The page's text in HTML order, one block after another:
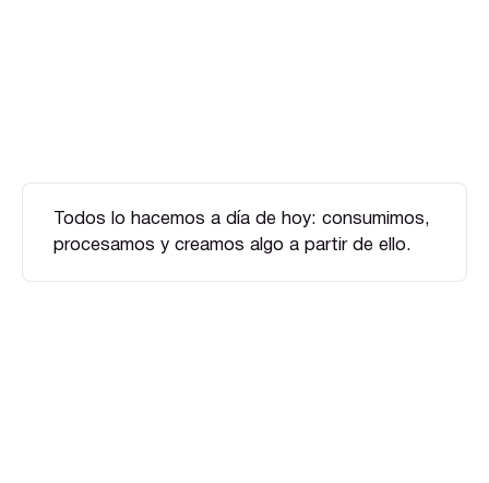
Todos lo hacemos a día de hoy: consumimos,
procesamos y creamos algo a partir de ello.